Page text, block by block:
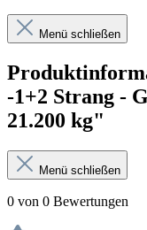
Menü schließen
-1+2 Strang -
21.200 kg"
Menü schließen
0 von 0 Bewertungen